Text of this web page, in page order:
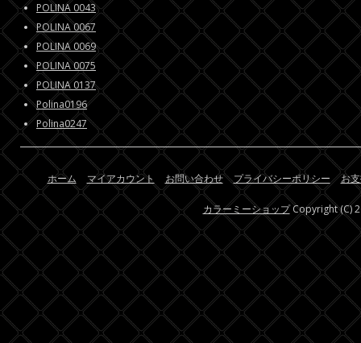
POLINA 0043
POLINA 0067
POLINA 0069
POLINA 0075
POLINA 0137
Polina0196
Polina0247
ホーム マイアカウント お問い合わせ プライバシーポリシー お
カラーミーショップCopyright (C)